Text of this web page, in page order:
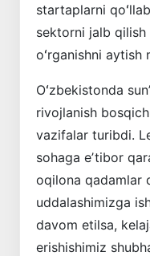
startaplarni
sektorni jalb
oʻrganishni aytish
Oʻzbekistonda
rivojlanish
vazifalar turibdi.
sohaga eʼtibor
oqilona qadamlar
uddalashimizga
davom etilsa,
erishishimiz